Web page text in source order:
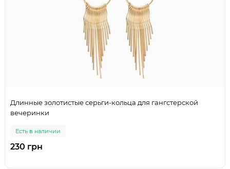
Длинные золотистые серьги-кольца для гангстерской
вечеринки
Есть в наличии
230 грн